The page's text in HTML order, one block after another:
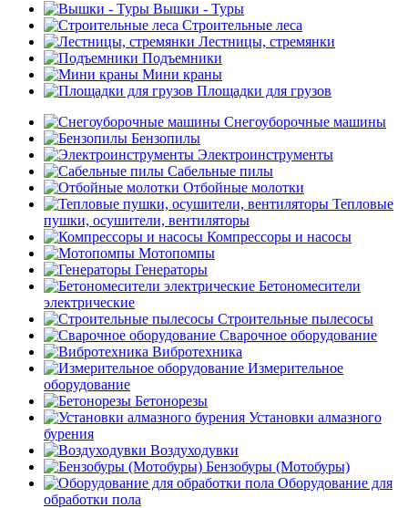
Вышки - Туры
Строительные леса
Лестницы, стремянки
Подъемники
Мини краны
Площадки для грузов
Снегоуборочные машины
Бензопилы
Электроинструменты
Сабельные пилы
Отбойные молотки
Тепловые
пушки, осушители, вентиляторы
Компрессоры и насосы
Мотопомпы
Генераторы
Бетономесители
электрические
Строительные пылесосы
Сварочное оборудование
Вибротехника
Измерительное
оборудование
Бетонорезы
Установки алмазного
бурения
Воздуходувки
Бензобуры (Мотобуры)
Оборудование для
обработки пола